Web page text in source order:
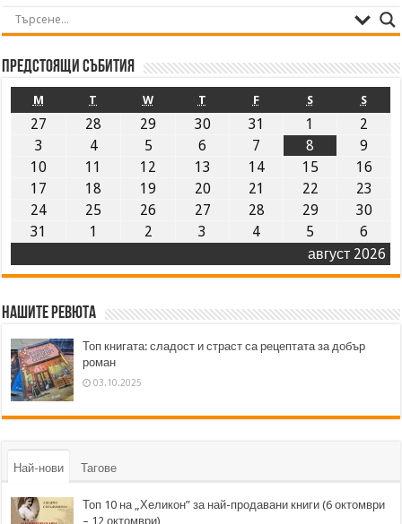
Предстоящи събития
август 2026
M T W T F S S
27 28 29 30 31 1
2
3
4 5 6 7 8
9
10
11 12 13 14 15
16
17
18 19 20 21 22
23
24
25 26 27 28 29
30
31
1 2 3 4 5 6
Нашите ревюта
Топ книгата: сладост и страст са рецептата за добър
роман
03.10.2025
Най-нови Тагове
Топ 10 на „Хеликон” за най-продавани книги (6 октомври
– 12 октомври)